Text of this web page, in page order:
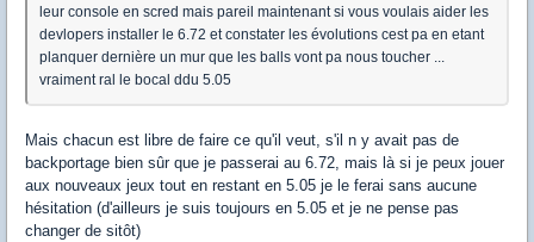
leur console en scred mais pareil maintenant si vous voulais aider les
devlopers installer le 6.72 et constater les évolutions cest pa en etant
planquer dernière un mur que les balls vont pa nous toucher ...
vraiment ral le bocal ddu 5.05
Mais chacun est libre de faire ce qu'il veut, s'il n y avait pas de
backportage bien sûr que je passerai au 6.72, mais là si je peux jouer
aux nouveaux jeux tout en restant en 5.05 je le ferai sans aucune
hésitation (d'ailleurs je suis toujours en 5.05 et je ne pense pas
changer de sitôt)